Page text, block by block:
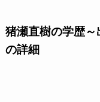
猪瀬直樹の学歴～
の詳細